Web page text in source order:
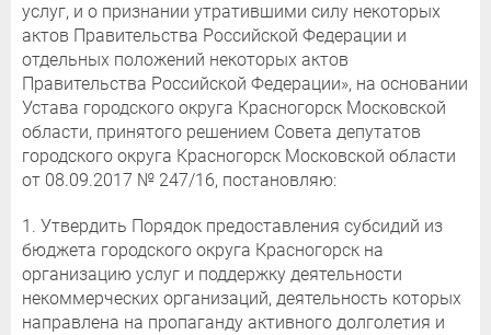
услуг, и о признании утратившими силу некоторых
актов Правительства Российской Федерации и
отдельных положений некоторых актов
Правительства Российской Федерации», на основании
Устава городского округа Красногорск Московской
области, принятого решением Совета депутатов
городского округа Красногорск Московской области
от 08.09.2017 № 247/16, постановляю:
1. Утвердить Порядок предоставления субсидий из
бюджета городского округа Красногорск на
организацию услуг и поддержку деятельности
некоммерческих организаций, деятельность которых
направлена на пропаганду активного долголетия и